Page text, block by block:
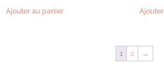
Ajouter au panier
1 2 →